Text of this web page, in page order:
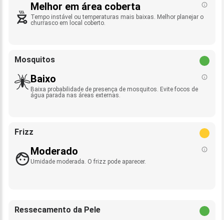
Melhor em área coberta
Tempo instável ou temperaturas mais baixas. Melhor planejar o
churrasco em local coberto.
Mosquitos
Baixo
Baixa probabilidade de presença de mosquitos. Evite focos de
água parada nas áreas externas.
Frizz
Moderado
Umidade moderada. O frizz pode aparecer.
Ressecamento da Pele